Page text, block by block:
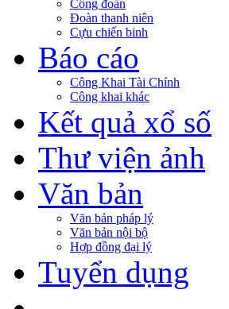
Công đoàn
Đoàn thanh niên
Cựu chiến binh
Báo cáo
Công Khai Tài Chính
Công khai khác
Kết quả xổ số
Thư viện ảnh
Văn bản
Văn bản pháp lý
Văn bản nội bộ
Hợp đồng đại lý
Tuyển dụng